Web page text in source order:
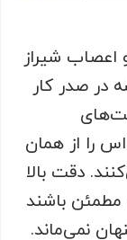
شیراز
صدر کار
را از همان
دقت بالا
باشند
نمی‌ماند.